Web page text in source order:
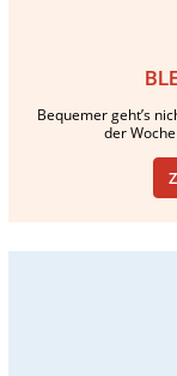
Bequemer geht’s
der